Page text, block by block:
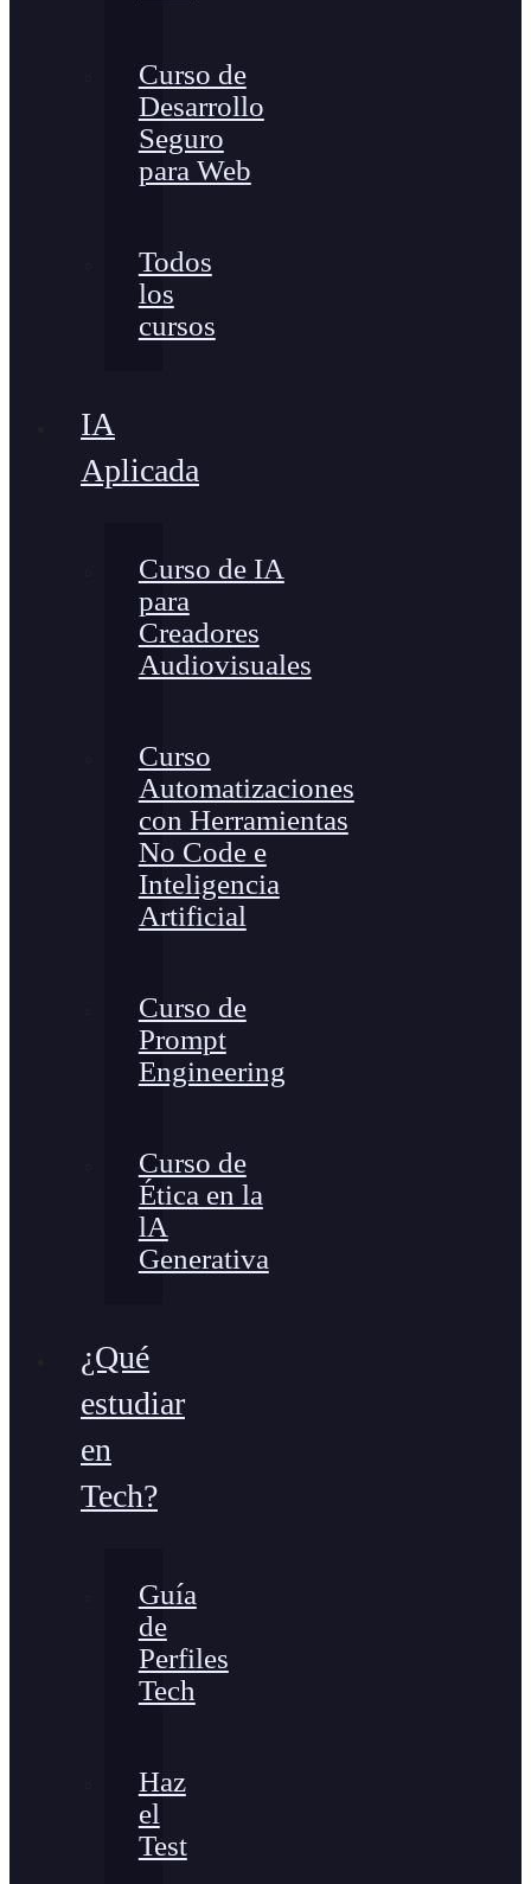
Curso de
Desarrollo
Seguro
para Web
Todos
los
cursos
IA
Aplicada
Curso de IA
para
Creadores
Audiovisuales
Curso
Automatizaciones
con Herramientas
No Code e
Inteligencia
Artificial
Curso de
Prompt
Engineering
Curso de
Ética en la
lA
Generativa
¿Qué
estudiar
en
Tech?
Guía
de
Perfiles
Tech
Haz
el
Test